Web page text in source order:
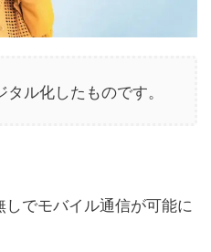
ル化したものです。
でモバイル通信が可能に